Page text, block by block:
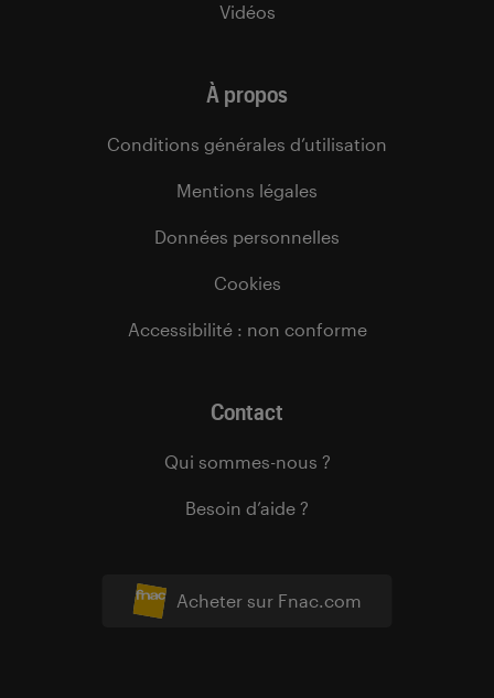
Acheter sur Fnac.com
Vidéos
À propos
Conditions générales d’utilisation
Mentions légales
Données personnelles
Cookies
Accessibilité : non conforme
Contact
Qui sommes-nous ?
Besoin d’aide ?